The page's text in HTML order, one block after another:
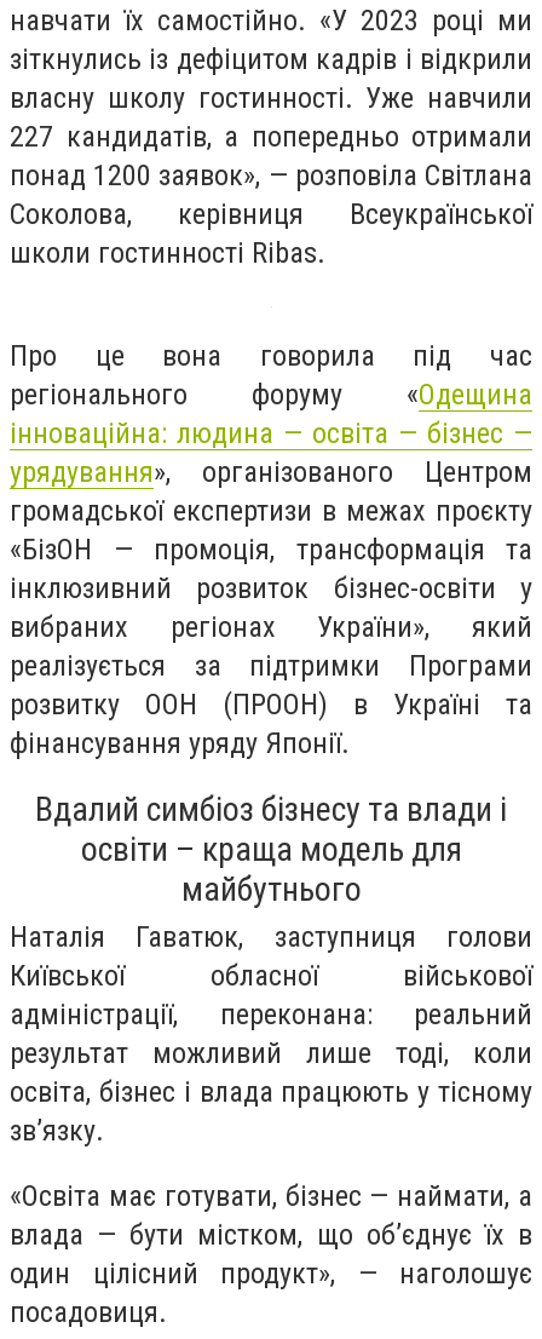
навчати їх самостійно. «У 2023 році ми
зіткнулись із дефіцитом кадрів і відкрили
власну школу гостинності. Уже навчили
227 кандидатів, а попередньо отримали
понад 1200 заявок», — розповіла Світлана
Соколова, керівниця Всеукраїнської
школи гостинності Ribas.
Про це вона говорила під час
регіонального форуму «Одещина
інноваційна: людина — освіта — бізнес —
урядування», організованого Центром
громадської експертизи в межах проєкту
«БізОН — промоція, трансформація та
інклюзивний розвиток бізнес-освіти у
вибраних регіонах України», який
реалізується за підтримки Програми
розвитку ООН (ПРООН) в Україні та
фінансування уряду Японії.
Вдалий симбіоз бізнесу та влади і
освіти – краща модель для
майбутнього
Наталія Гаватюк, заступниця голови
Київської обласної військової
адміністрації, переконана: реальний
результат можливий лише тоді, коли
освіта, бізнес і влада працюють у тісному
зв’язку.
«Освіта має готувати, бізнес — наймати, а
влада — бути містком, що об’єднує їх в
один цілісний продукт», — наголошує
посадовиця.